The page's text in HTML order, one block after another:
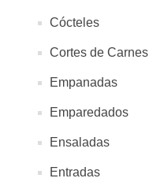
Cócteles
Cortes de Carnes
Empanadas
Emparedados
Ensaladas
Entradas